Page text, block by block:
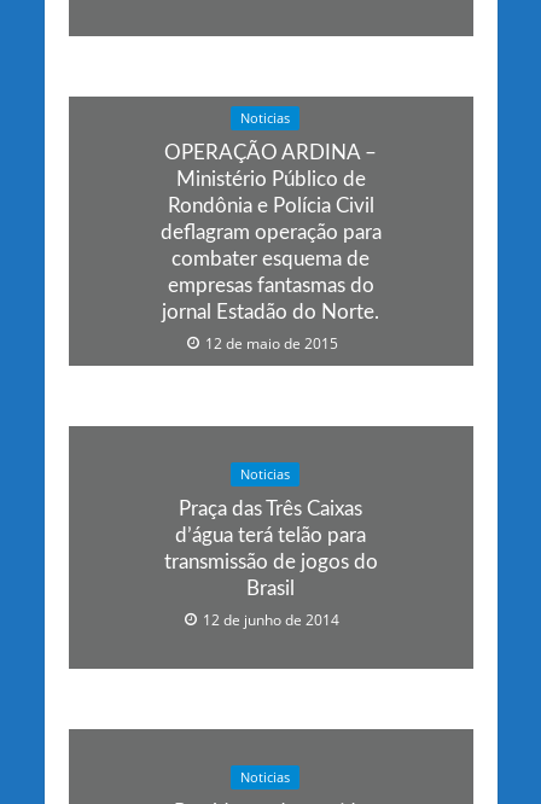
Noticias
OPERAÇÃO ARDINA –
Ministério Público de
Rondônia e Polícia Civil
deflagram operação para
combater esquema de
empresas fantasmas do
jornal Estadão do Norte.
12 de maio de 2015
Noticias
Praça das Três Caixas
d’água terá telão para
transmissão de jogos do
Brasil
12 de junho de 2014
Noticias